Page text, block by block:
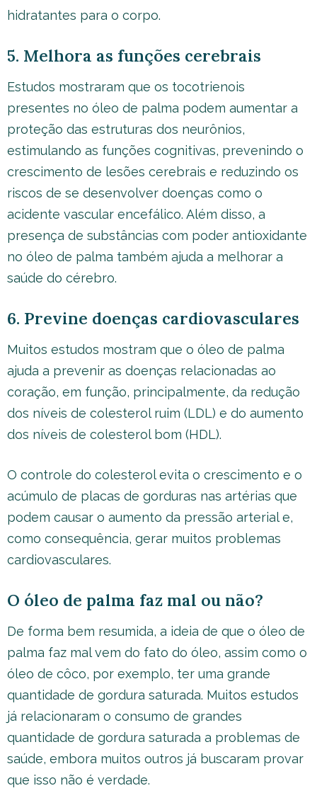
hidratantes para o corpo.
5. Melhora as funções cerebrais
Estudos mostraram que os tocotrienois
presentes no óleo de palma podem aumentar a
proteção das estruturas dos neurônios,
estimulando as funções cognitivas, prevenindo o
crescimento de lesões cerebrais e reduzindo os
riscos de se desenvolver doenças como o
acidente vascular encefálico. Além disso, a
presença de substâncias com poder antioxidante
no óleo de palma também ajuda a melhorar a
saúde do cérebro.
6. Previne doenças cardiovasculares
Muitos estudos mostram que o óleo de palma
ajuda a prevenir as doenças relacionadas ao
coração, em função, principalmente, da redução
dos níveis de colesterol ruim (LDL) e do aumento
dos níveis de colesterol bom (HDL).
O controle do colesterol evita o crescimento e o
acúmulo de placas de gorduras nas artérias que
podem causar o aumento da pressão arterial e,
como consequência, gerar muitos problemas
cardiovasculares.
O óleo de palma faz mal ou não?
De forma bem resumida, a ideia de que o óleo de
palma faz mal vem do fato do óleo, assim como o
óleo de côco, por exemplo, ter uma grande
quantidade de gordura saturada. Muitos estudos
já relacionaram o consumo de grandes
quantidade de gordura saturada a problemas de
saúde, embora muitos outros já buscaram provar
que isso não é verdade.